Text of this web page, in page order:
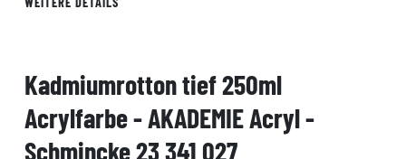
Kadmiumrotton tief 250ml
Acrylfarbe - AKADEMIE Acryl -
Schmincke 23 341 027